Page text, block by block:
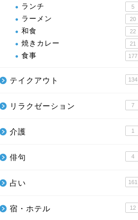
ランチ 5
ラーメン 20
和食 22
焼きカレー 21
食事 177
テイクアウト 134
リラクゼーション 7
介護 1
俳句 4
占い 161
宿・ホテル 12